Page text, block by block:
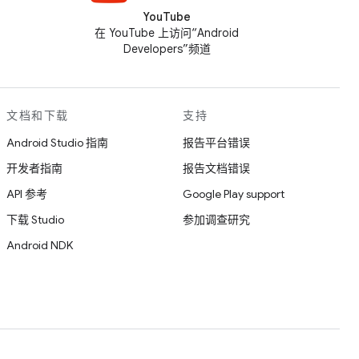
YouTube
在 YouTube 上访问“Android
Developers”频道
文档和下载
Android Studio 指南
开发者指南
API 参考
下载 Studio
Android NDK
支持
报告平台错误
报告文档错误
Google Play support
参加调查研究